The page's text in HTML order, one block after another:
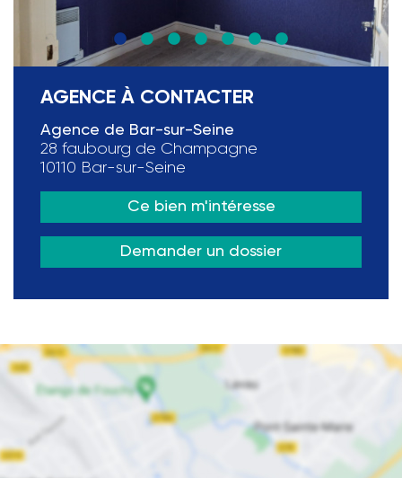
AGENCE À CONTACTER
Agence de Bar-sur-Seine
28 faubourg de Champagne
10110 Bar-sur-Seine
Ce bien m'intéresse
Demander un dossier